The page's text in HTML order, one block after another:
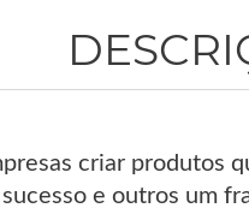
criar produtos
e outros um